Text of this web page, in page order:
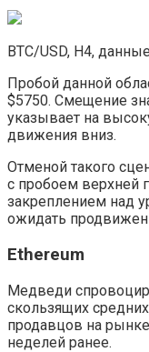
BTC/USD, H4,
Пробой данной
$5750. Смещение
указывает на
движения вниз.
Отменой такого
с пробоем верхней
закреплением над
ожидать
Ethereum
Медведи
скользящих
продавцов на
неделей ранее.